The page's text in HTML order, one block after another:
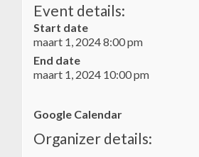
Event details:
Start date
maart 1, 2024 8:00 pm
End date
maart 1, 2024 10:00 pm
Google Calendar
Organizer details: